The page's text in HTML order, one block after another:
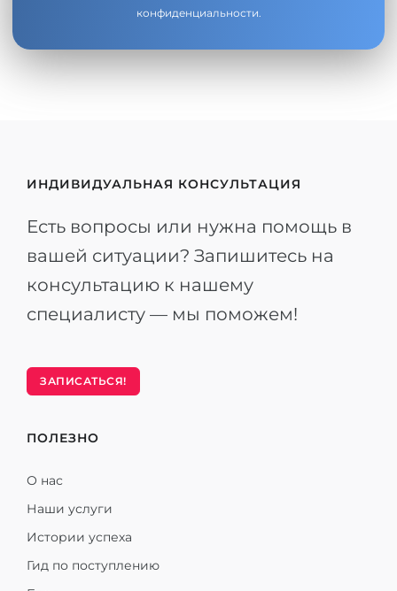
конфиденциальности.
ИНДИВИДУАЛЬНАЯ КОНСУЛЬТАЦИЯ
Есть вопросы или нужна помощь в
вашей ситуации? Запишитесь на
консультацию к нашему
специалисту — мы поможем!
ЗАПИСАТЬСЯ!
ПОЛЕЗНО
О нас
Наши услуги
Истории успеха
Гид по поступлению